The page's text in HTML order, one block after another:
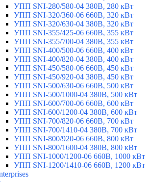
УПП SNI-280/580-04 380В, 280 кВт
УПП SNI-320/360-06 660В, 320 кВт
УПП SNI-320/630-04 380В, 320 кВт
УПП SNI-355/425-06 660В, 355 кВт
УПП SNI-355/700-04 380В, 355 кВт
УПП SNI-400/500-06 660В, 400 кВт
УПП SNI-400/820-04 380В, 400 кВт
УПП SNI-450/580-06 660В, 450 кВт
УПП SNI-450/920-04 380В, 450 кВт
УПП SNI-500/630-06 660В, 500 кВт
УПП SNI-500/1000-04 380В, 500 кВт
УПП SNI-600/700-06 660В, 600 кВт
УПП SNI-600/1200-04 380В, 600 кВт
УПП SNI-700/820-06 660В, 700 кВт
УПП SNI-700/1410-04 380В, 700 кВт
УПП SNI-800/920-06 660В, 800 кВт
УПП SNI-800/1600-04 380В, 800 кВт
УПП SNI-1000/1200-06 660В, 1000 кВт
УПП SNI-1200/1410-06 660В, 1200 кВт